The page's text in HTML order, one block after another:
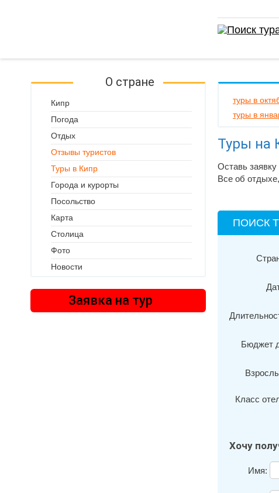
туры в
туры в
Туры на
Оставь
Все об
ПОИСК
Бюджет
Класс
Хочу
Имя:
О стране
Кипр
Погода
Отдых
Отзывы туристов
Туры в Кипр
Города и курорты
Посольство
Карта
Столица
Фото
Новости
Заявка на тур